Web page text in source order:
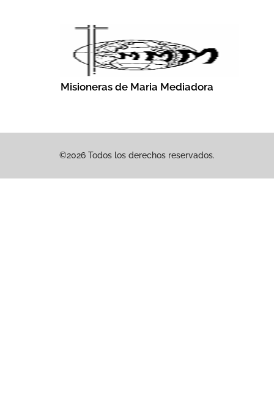
Misioneras de Maria Mediadora
©2026 Todos los derechos reservados.